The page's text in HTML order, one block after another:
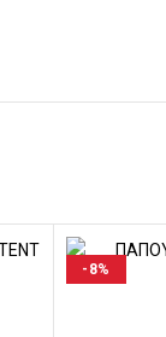
-8%